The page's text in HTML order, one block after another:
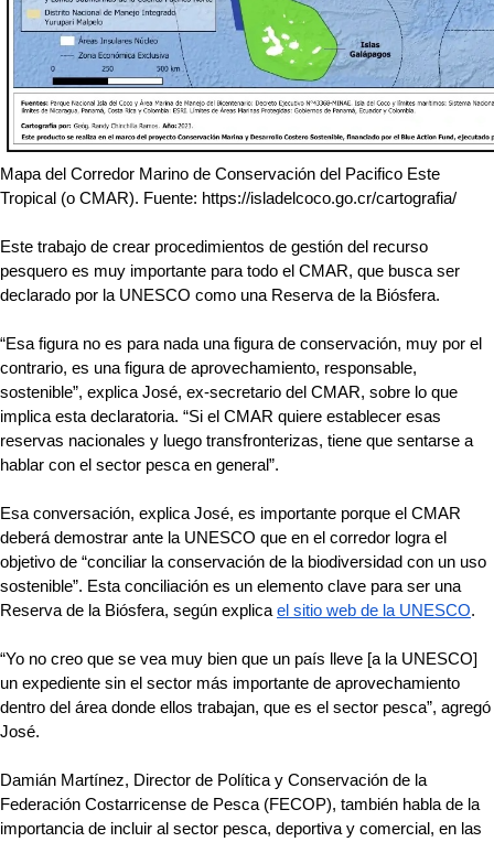
Mapa del Corredor Marino de Conservación del Pacifico Este
Tropical (o CMAR). Fuente: https://isladelcoco.go.cr/cartografia/
Este trabajo de crear procedimientos de gestión del recurso
pesquero es muy importante para todo el CMAR, que busca ser
declarado por la UNESCO como una Reserva de la Biósfera.
“Esa figura no es para nada una figura de conservación, muy por el
contrario, es una figura de aprovechamiento, responsable,
sostenible”, explica José, ex-secretario del CMAR, sobre lo que
implica esta declaratoria. “Si el CMAR quiere establecer esas
reservas nacionales y luego transfronterizas, tiene que sentarse a
hablar con el sector pesca en general”.
Esa conversación, explica José, es importante porque el CMAR
deberá demostrar ante la UNESCO que en el corredor logra el
objetivo de “conciliar la conservación de la biodiversidad con un uso
sostenible”. Esta conciliación es un elemento clave para ser una
Reserva de la Biósfera, según explica el sitio web de la UNESCO.
“Yo no creo que se vea muy bien que un país lleve [a la UNESCO]
un expediente sin el sector más importante de aprovechamiento
dentro del área donde ellos trabajan, que es el sector pesca”, agregó
José.
Damián Martínez, Director de Política y Conservación de la
Federación Costarricense de Pesca (FECOP), también habla de la
importancia de incluir al sector pesca, deportiva y comercial, en las